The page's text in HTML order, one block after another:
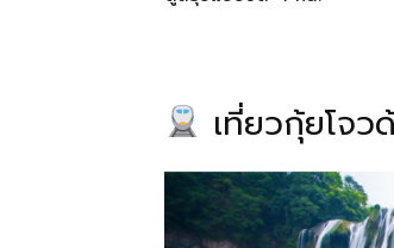
o
k
เที่ยวกุ้ยโจ